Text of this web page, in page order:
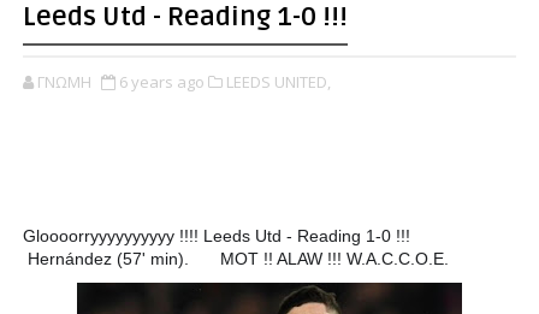
Leeds Utd - Reading 1-0 !!!
ΓΝΩΜΗ 6 years ago LEEDS UNITED,
Gloooorryyyyyyyyyy !!!! Leeds Utd - Reading 1-0 !!!
Hernández (57' min). MOT !! ALAW !!! W.A.C.C.O.E.